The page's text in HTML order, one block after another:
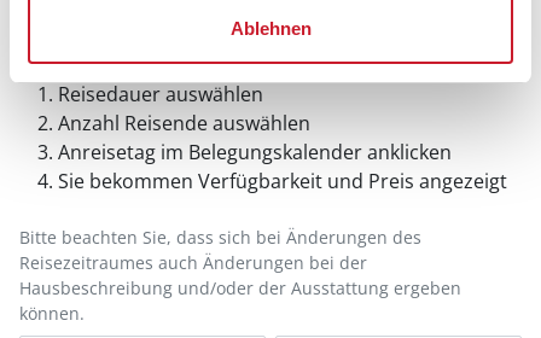
Ablehnen
Belegungskalender
Reisedauer auswählen
Anzahl Reisende auswählen
Anreisetag im Belegungskalender anklicken
Sie bekommen Verfügbarkeit und Preis angezeigt
Bitte beachten Sie, dass sich bei Änderungen des
Reisezeitraumes auch Änderungen bei der
Hausbeschreibung und/oder der Ausstattung ergeben
können.